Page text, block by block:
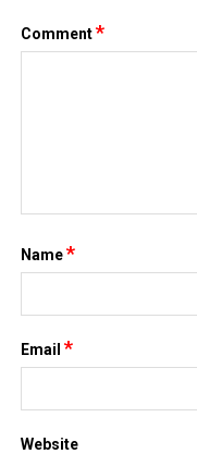
Comment*
Name*
Email*
Website